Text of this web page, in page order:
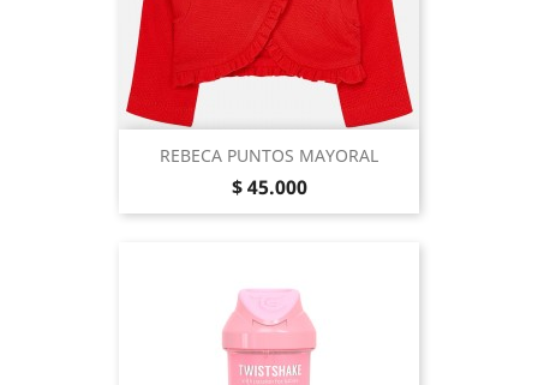
REBECA PUNTOS MAYORAL
Precio
$ 45.000